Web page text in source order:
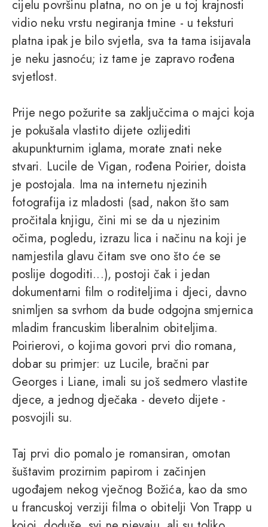
cijelu površinu platna, no on je u toj krajnosti
vidio neku vrstu negiranja tmine - u teksturi
platna ipak je bilo svjetla, sva ta tama isijavala
je neku jasnoću; iz tame je zapravo rođena
svjetlost.
Prije nego požurite sa zaključcima o majci koja
je pokušala vlastito dijete ozlijediti
akupunkturnim iglama, morate znati neke
stvari. Lucile de Vigan, rođena Poirier, doista
je postojala. Ima na internetu njezinih
fotografija iz mladosti (sad, nakon što sam
pročitala knjigu, čini mi se da u njezinim
očima, pogledu, izrazu lica i načinu na koji je
namjestila glavu čitam sve ono što će se
poslije dogoditi...), postoji čak i jedan
dokumentarni film o roditeljima i djeci, davno
snimljen sa svrhom da bude odgojna smjernica
mladim francuskim liberalnim obiteljima.
Poirierovi, o kojima govori prvi dio romana,
dobar su primjer: uz Lucile, bračni par
Georges i Liane, imali su još sedmero vlastite
djece, a jednog dječaka - deveto dijete -
posvojili su.
Taj prvi dio pomalo je romansiran, omotan
šuštavim prozirnim papirom i začinjen
ugođajem nekog vječnog Božića, kao da smo
u francuskoj verziji filma o obitelji Von Trapp u